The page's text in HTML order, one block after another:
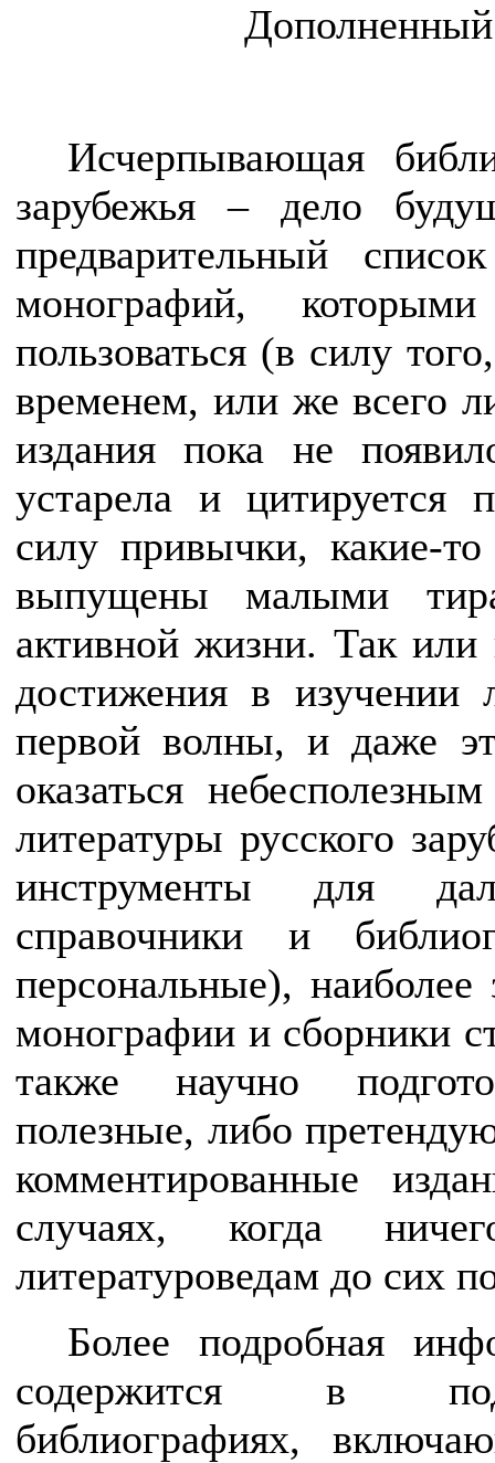
Дополненный
Исчерпывающая
зарубежья – дело
предварительный
монографий,
пользоваться (в силу
временем, или же всего
издания пока не
устарела и цитируется
силу привычки, какие-
выпущены малыми
активной жизни. Так или
достижения в изучении
первой волны, и даже
оказаться
литературы русского
инструменты для
справочники и
персональные),
монографии и сборники
также научно
полезные, либо
комментированные
случаях, когда
литературоведам до сих
Более подробная
содержится в
библиографиях,